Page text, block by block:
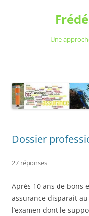
Une
Dossier
27 réponses
Après 10 ans de bons
assurance disparait
l’examen dont le